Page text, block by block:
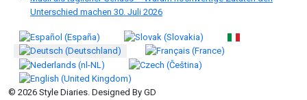
Unterschied machen 30. Juli 2026
Sprache auswählen
© 2026 Style Diaries. Designed By GD